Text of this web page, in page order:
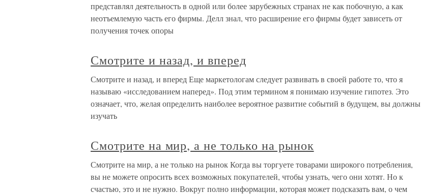
представлял деятельность в одной или более зарубежных странах не как побочную, а как
неотъемлемую часть его фирмы. Делл знал, что расширение его фирмы будет зависеть от
получения точек опоры
Смотрите и назад, и вперед
Смотрите и назад, и вперед Еще маркетологам следует развивать в своей работе то, что я
называю «исследованием наперед». Под этим термином я понимаю изучение гипотез. Это
означает, что, желая определить наиболее вероятное развитие событий в будущем, вы должны
изучать
Смотрите на мир, а не только на рынок
Смотрите на мир, а не только на рынок Когда вы торгуете товарами широкого потребления,
вы не можете опросить всех возможных покупателей, чтобы узнать, чего они хотят. Но к
счастью, это и не нужно. Вокруг полно информации, которая может подсказать вам, о чем